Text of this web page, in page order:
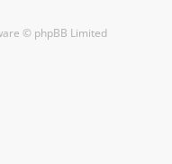
© phpBB Limited